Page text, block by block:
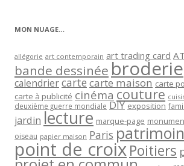
MON NUAGE…
allégorie art contemporain art trading card
bande dessinée broderie
calendriercartecarte maison carte
carte à publicité cinéma couture
deuxième guerre mondiale DIY exposition
jardin lecture marque-page
oiseau papier maison Paris
point de croixPoitiers